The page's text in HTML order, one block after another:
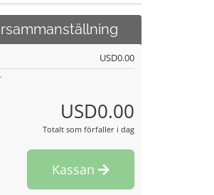
USD0.00
USD0.00
Totalt som förfaller i dag
Kassan